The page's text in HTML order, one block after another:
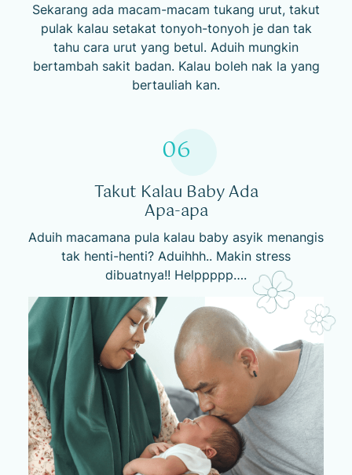
Sekarang ada macam-macam tukang urut, takut
pulak kalau setakat tonyoh-tonyoh je dan tak
tahu cara urut yang betul. Aduih mungkin
bertambah sakit badan. Kalau boleh nak la yang
bertauliah kan.
06
Takut Kalau Baby Ada
Apa-apa
Aduih macamana pula kalau baby asyik menangis
tak henti-henti? Aduihhh.. Makin stress
dibuatnya!! Helppppp….